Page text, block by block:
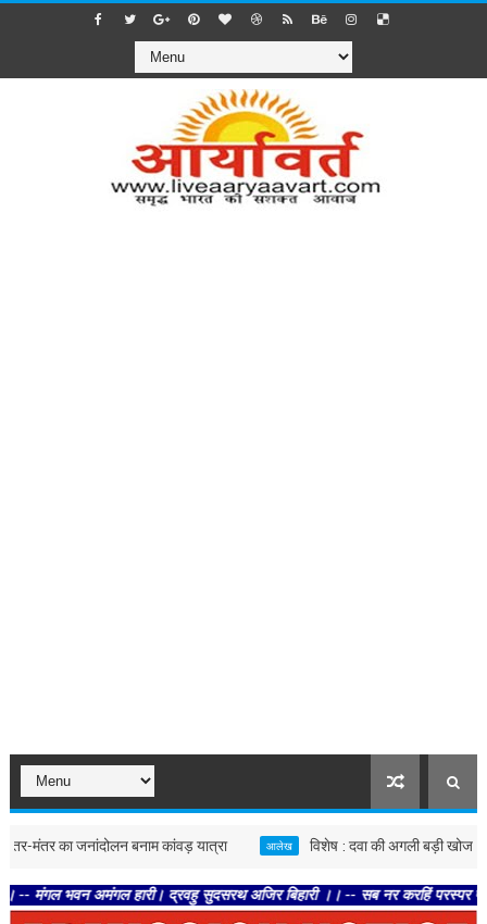
जनांदोलन बनाम कांवड़ यात्रा आलेख विशेष : दवा की अगली बड़ी खोज कहीं जंगल
अमंगल हारी। द्रवहु सुदसरथ अजिर बिहारी ।। -- सब नर करहिं परस्पर प्रीति ।